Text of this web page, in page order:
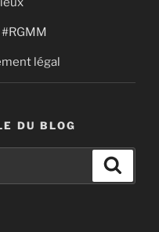
légal
DU BLOG